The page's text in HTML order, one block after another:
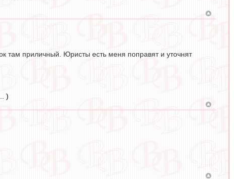
там приличный. Юристы есть меня поправят и уточнят
)